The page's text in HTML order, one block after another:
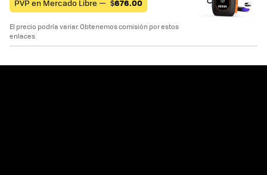
PVP en Mercado Libre — $676.00
El precio podría variar. Obtenemos comisión por estos
enlaces